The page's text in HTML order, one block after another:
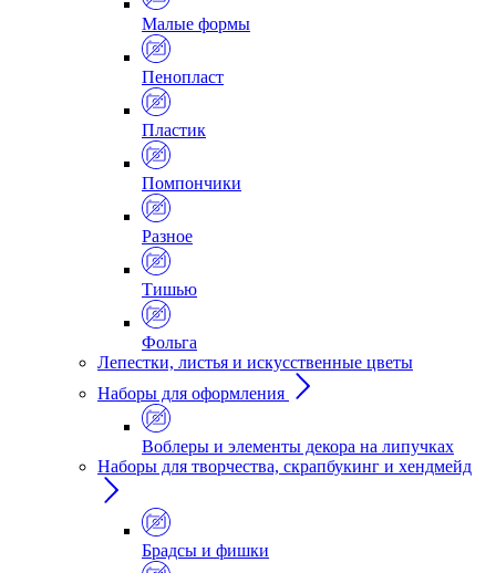
Малые формы
Пенопласт
Пластик
Помпончики
Разное
Тишью
Фольга
Лепестки, листья и искусственные цветы
Наборы для оформления
Воблеры и элементы декора на липучках
Наборы для творчества, скрапбукинг и хендмейд
Брадсы и фишки